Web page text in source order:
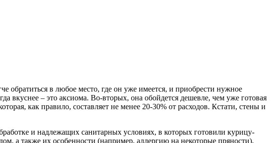
обратиться в любое место, где он уже имеется, и приобрести нужное
вкуснее – это аксиома. Во-вторых, она обойдется дешевле, чем уже готовая
как правило, составляет не менее 20-30% от расходов. Кстати, стены и
и надлежащих санитарных условиях, в которых готовили курицу-
а также их особенности (например, аллергию на некоторые пряности).